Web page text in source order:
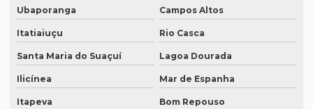
Ubaporanga Campos Altos
Itatiaiuçu Rio Casca
Santa Maria do Suaçuí Lagoa Dourada
Ilicínea Mar de Espanha
Itapeva Bom Repouso